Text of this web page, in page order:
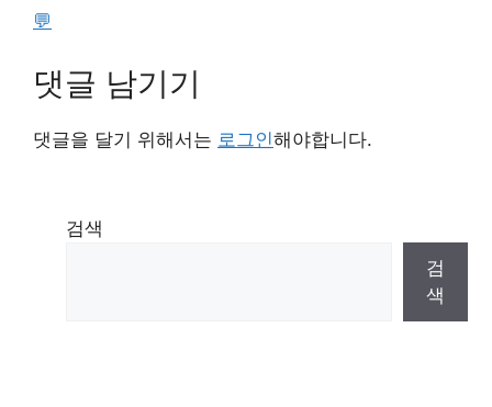
💬
댓글 남기기
댓글을 달기 위해서는 로그인해야합니다.
검색
검
색